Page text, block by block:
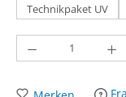
Technikpaket UV
Produkt Anzahl: Gib den